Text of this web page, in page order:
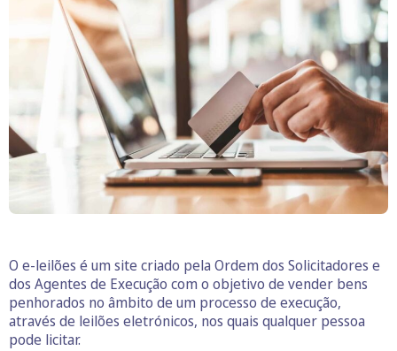
O e-leilões é um site criado pela Ordem dos Solicitadores e
dos Agentes de Execução com o objetivo de vender bens
penhorados no âmbito de um processo de execução,
através de leilões eletrónicos, nos quais qualquer pessoa
pode licitar.